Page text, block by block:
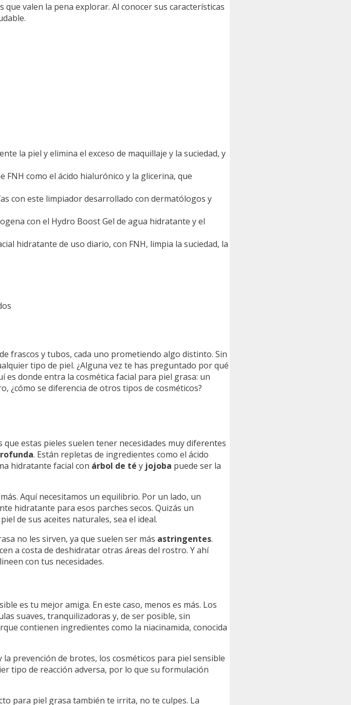
valen la pena explorar. Al conocer sus características
la piel y elimina el exceso de maquillaje y la suciedad, y
FNH como el ácido hialurónico y la glicerina, que
con este limpiador desarrollado con dermatólogos y
con el Hydro Boost Gel de agua hidratante y el
hidratante de uso diario, con FNH, limpia la suciedad, la
frascos y tubos, cada uno prometiendo algo distinto. Sin
tipo de piel. ¿Alguna vez te has preguntado por qué
donde entra la cosmética facial para piel grasa: un
¿cómo se diferencia de otros tipos de cosméticos?
estas pieles suelen tener necesidades muy diferentes
. Están repletas de ingredientes como el ácido
hidratante facial con árbol de té y jojoba puede ser la
Aquí necesitamos un equilibrio. Por un lado, un
hidratante para esos parches secos. Quizás un
de sus aceites naturales, sea el ideal.
no les sirven, ya que suelen ser más astringentes.
a costa de deshidratar otras áreas del rostro. Y ahí
con tus necesidades.
es tu mejor amiga. En este caso, menos es más. Los
suaves, tranquilizadoras y, de ser posible, sin
contienen ingredientes como la niacinamida, conocida
prevención de brotes, los cosméticos para piel sensible
tipo de reacción adversa, por lo que su formulación
para piel grasa también te irrita, no te culpes. La